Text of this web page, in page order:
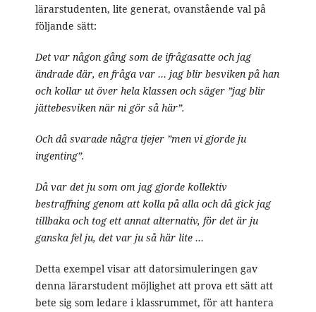
lärarstudenten, lite generat, ovanstående val på
följande sätt:
Det var någon gång som de ifrågasatte och jag
ändrade där, en fråga var … jag blir besviken på han
och kollar ut över hela klassen och säger ”jag blir
jättebesviken när ni gör så här”.
Och då svarade några tjejer ”men vi gjorde ju
ingenting”.
Då var det ju som om jag gjorde kollektiv
bestraffning genom att kolla på alla och då gick jag
tillbaka och tog ett annat alternativ, för det är ju
ganska fel ju, det var ju så här lite …
Detta exempel visar att datorsimuleringen gav
denna lärarstudent möjlighet att prova ett sätt att
bete sig som ledare i klassrummet, för att hantera